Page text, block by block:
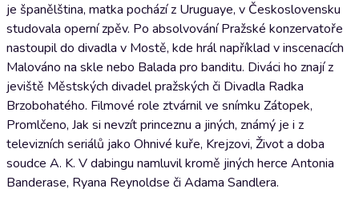
je španělština, matka pochází z Uruguaye, v Československu
studovala operní zpěv. Po absolvování Pražské konzervatoře
nastoupil do divadla v Mostě, kde hrál například v inscenacích
Malováno na skle nebo Balada pro banditu. Diváci ho znají z
jeviště Městských divadel pražských či Divadla Radka
Brzobohatého. Filmové role ztvárnil ve snímku Zátopek,
Promlčeno, Jak si nevzít princeznu a jiných, známý je i z
televizních seriálů jako Ohnivé kuře, Krejzovi, Život a doba
soudce A. K. V dabingu namluvil kromě jiných herce Antonia
Banderase, Ryana Reynoldse či Adama Sandlera.